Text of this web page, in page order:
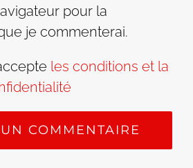
pour la
je commenterai.
les conditions et la